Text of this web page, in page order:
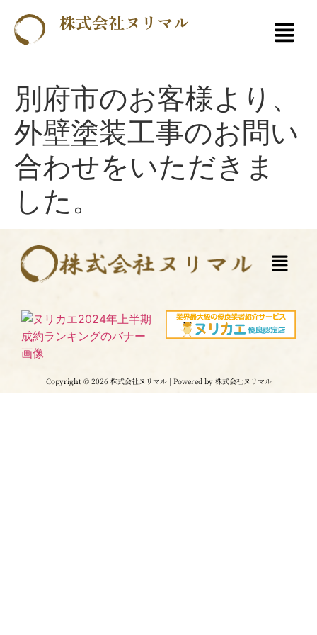
株式会社ヌリマル
別府市のお客様より、
外壁塗装工事のお問い
合わせをいただきま
した。
Copyright © 2026 株式会社ヌリマル | Powered by 株式会社ヌリマル